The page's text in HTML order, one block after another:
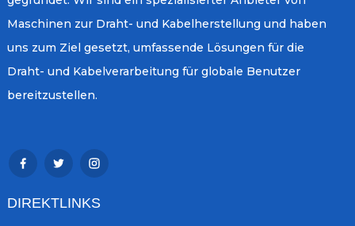
Maschinen zur Draht- und Kabelherstellung und haben
uns zum Ziel gesetzt, umfassende Lösungen für die
Draht- und Kabelverarbeitung für globale Benutzer
bereitzustellen.
DIREKTLINKS